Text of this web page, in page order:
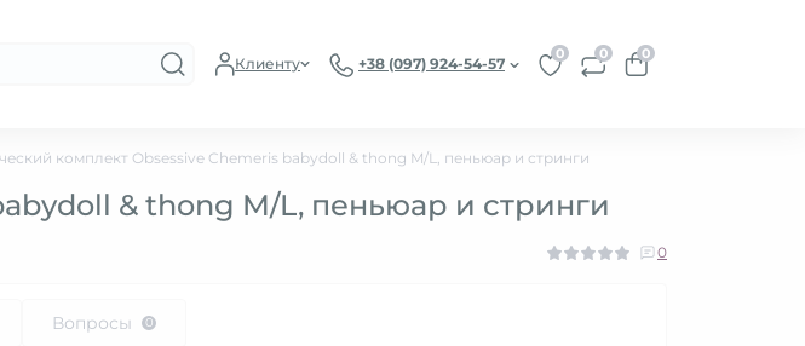
Клиенту +38 (097) 924-54-57
0 0 0
комплект Obsessive Chemeris babydoll & thong M/L, пеньюар и стринги
& thong M/L, пеньюар и стринги
0
Вопросы 0